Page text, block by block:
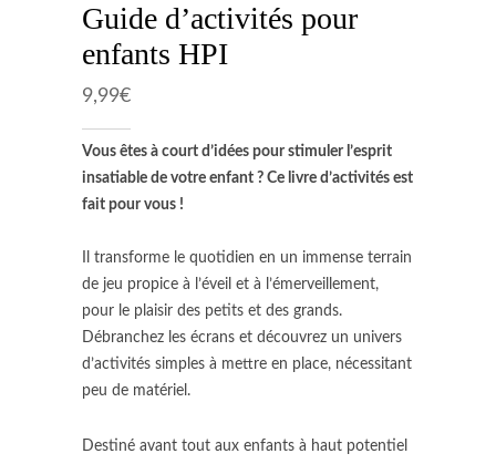
Guide d’activités pour
enfants HPI
9,99€
Vous êtes à court d’idées pour stimuler l’esprit
insatiable de votre enfant ? Ce livre d’activités est
fait pour vous !
Il transforme le quotidien en un immense terrain
de jeu propice à l’éveil et à l’émerveillement,
pour le plaisir des petits et des grands.
Débranchez les écrans et découvrez un univers
d’activités simples à mettre en place, nécessitant
peu de matériel.
Destiné avant tout aux enfants à haut potentiel